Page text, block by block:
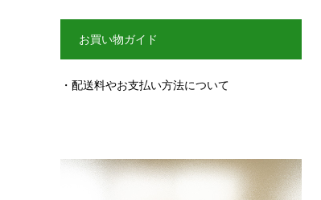
お買い物ガイド
・配送料やお支払い方法について